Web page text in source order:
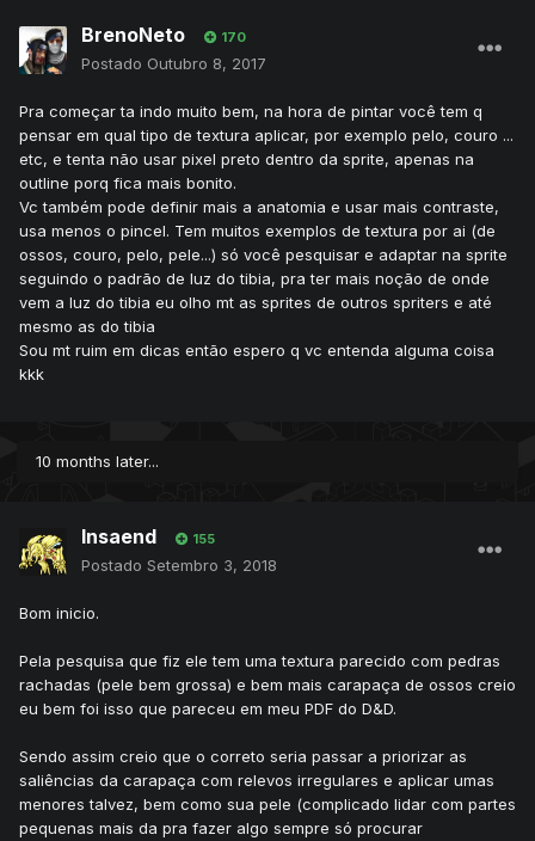
BrenoNeto 170
Postado Outubro 8, 2017
Pra começar ta indo muito bem, na hora de pintar você tem q
pensar em qual tipo de textura aplicar, por exemplo pelo, couro ...
etc, e tenta não usar pixel preto dentro da sprite, apenas na
outline porq fica mais bonito.
Vc também pode definir mais a anatomia e usar mais contraste,
usa menos o pincel. Tem muitos exemplos de textura por ai (de
ossos, couro, pelo, pele...) só você pesquisar e adaptar na sprite
seguindo o padrão de luz do tibia, pra ter mais noção de onde
vem a luz do tibia eu olho mt as sprites de outros spriters e até
mesmo as do tibia
Sou mt ruim em dicas então espero q vc entenda alguma coisa
kkk
10 months later...
Insaend 155
Postado Setembro 3, 2018
Bom inicio.
Pela pesquisa que fiz ele tem uma textura parecido com pedras
rachadas (pele bem grossa) e bem mais carapaça de ossos creio
eu bem foi isso que pareceu em meu PDF do D&D.
Sendo assim creio que o correto seria passar a priorizar as
saliências da carapaça com relevos irregulares e aplicar umas
menores talvez, bem como sua pele (complicado lidar com partes
pequenas mais da pra fazer algo sempre só procurar